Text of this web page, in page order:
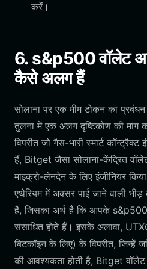
करें।
6. s&p500 वॉलेट
कैसे अलग हैं
सोलाना पर एक मीम टोकन का
तुलना में एक अलग दृष्टिकोण की
विपरीत जो गैस-भारी स्मार्ट
हैं, Bitget जैसा सोलाना-केंद्रित
माइक्रो-लेनदेन के लिए इंजीनियर
एथेरियम में अक्सर पाई जाने वाली
है, जिसका अर्थ है कि आपके
संसाधित होते हैं। इसके अलावा,
बिटकॉइन के लिए) के विपरीत,
की आवश्यकता होती है, Bitget